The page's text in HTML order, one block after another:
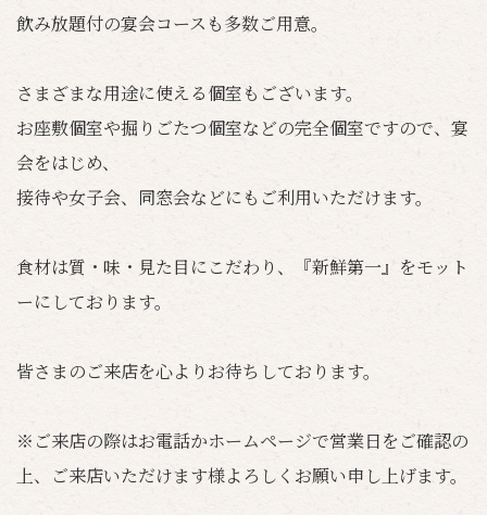
飲み放題付の宴会コースも多数ご用意。
さまざまな用途に使える個室もございます。
お座敷個室や掘りごたつ個室などの完全個室ですので、宴
会をはじめ、
接待や女子会、同窓会などにもご利用いただけます。
食材は質・味・見た目にこだわり、『新鮮第一』をモット
ーにしております。
皆さまのご来店を心よりお待ちしております。
※ご来店の際はお電話かホームページで営業日をご確認の
上、ご来店いただけます様よろしくお願い申し上げます。